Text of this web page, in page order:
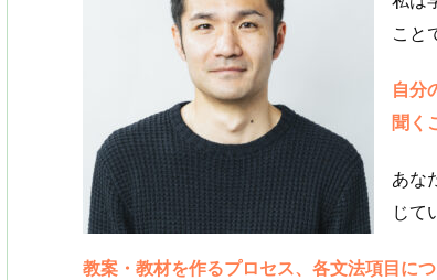
こと
自分
聞く
あな
じて
教案・教材を作るプロセス、各文法項目に